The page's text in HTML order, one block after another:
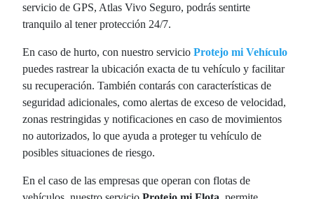
servicio de GPS, Atlas Vivo Seguro, podrás sentirte
tranquilo al tener protección 24/7.
En caso de hurto, con nuestro servicio Protejo mi Vehículo
puedes rastrear la ubicación exacta de tu vehículo y facilitar
su recuperación. También contarás con características de
seguridad adicionales, como alertas de exceso de velocidad,
zonas restringidas y notificaciones en caso de movimientos
no autorizados, lo que ayuda a proteger tu vehículo de
posibles situaciones de riesgo.
En el caso de las empresas que operan con flotas de